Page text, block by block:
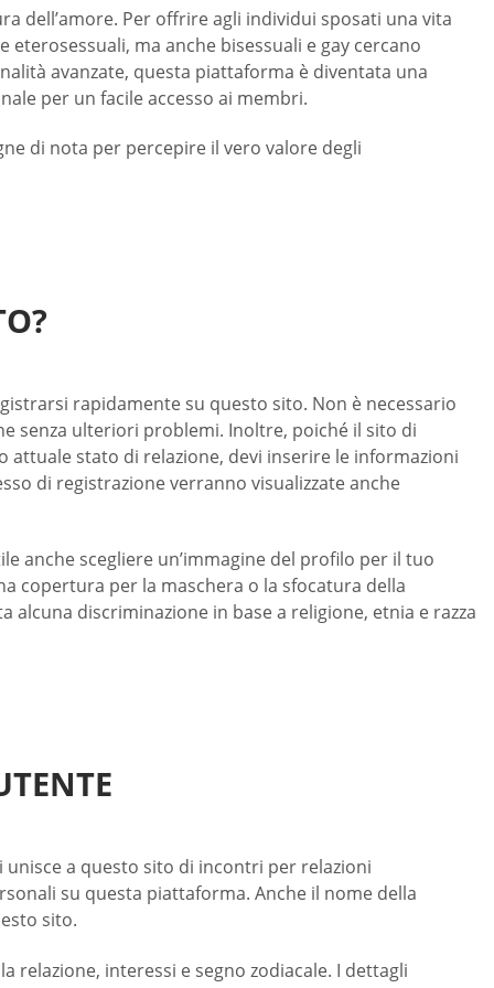
dell’amore. Per offrire agli individui sposati una vita
ma anche bisessuali e gay cercano
avanzate, questa piattaforma è diventata una
per un facile accesso ai membri.
di nota per percepire il vero valore degli
rapidamente su questo sito. Non è necessario
senza ulteriori problemi. Inoltre, poiché il sito di
stato di relazione, devi inserire le informazioni
di registrazione verranno visualizzate anche
anche scegliere un’immagine del profilo per il tuo
copertura per la maschera o la sfocatura della
discriminazione in base a religione, etnia e razza
a questo sito di incontri per relazioni
su questa piattaforma. Anche il nome della
sito.
relazione, interessi e segno zodiacale. I dettagli